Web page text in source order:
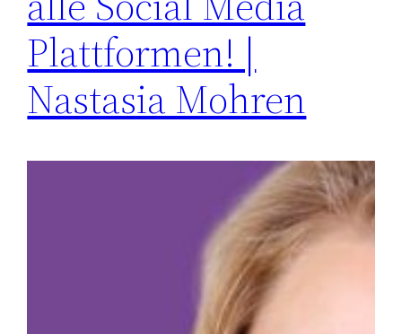
Plattformen! |
Nastasia Mohren